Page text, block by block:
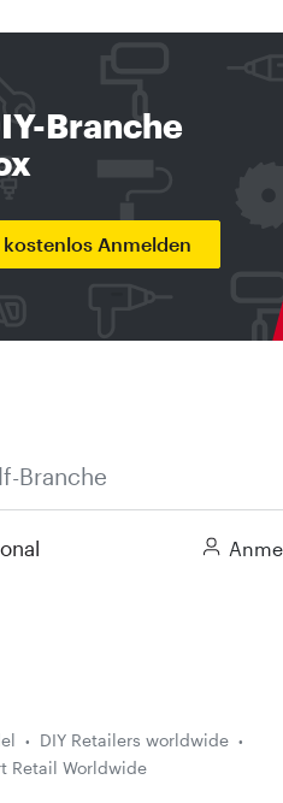
Branche
kostenlos Anmelden
Branche
DIY Retailers worldwide
Retail Worldwide